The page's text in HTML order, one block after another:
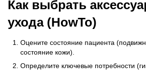
Как выбрать
ухода (HowTo)
Оцените состояние пациента
состояние кожи).
Определите ключевые потребности